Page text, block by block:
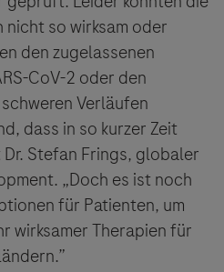
so wirksam oder
den zugelassenen
CoV-2 oder den
Verläufen
dass in so kurzer Zeit
Stefan Frings, globaler
„Doch es ist noch
für Patienten, um
wirksamer Therapien für